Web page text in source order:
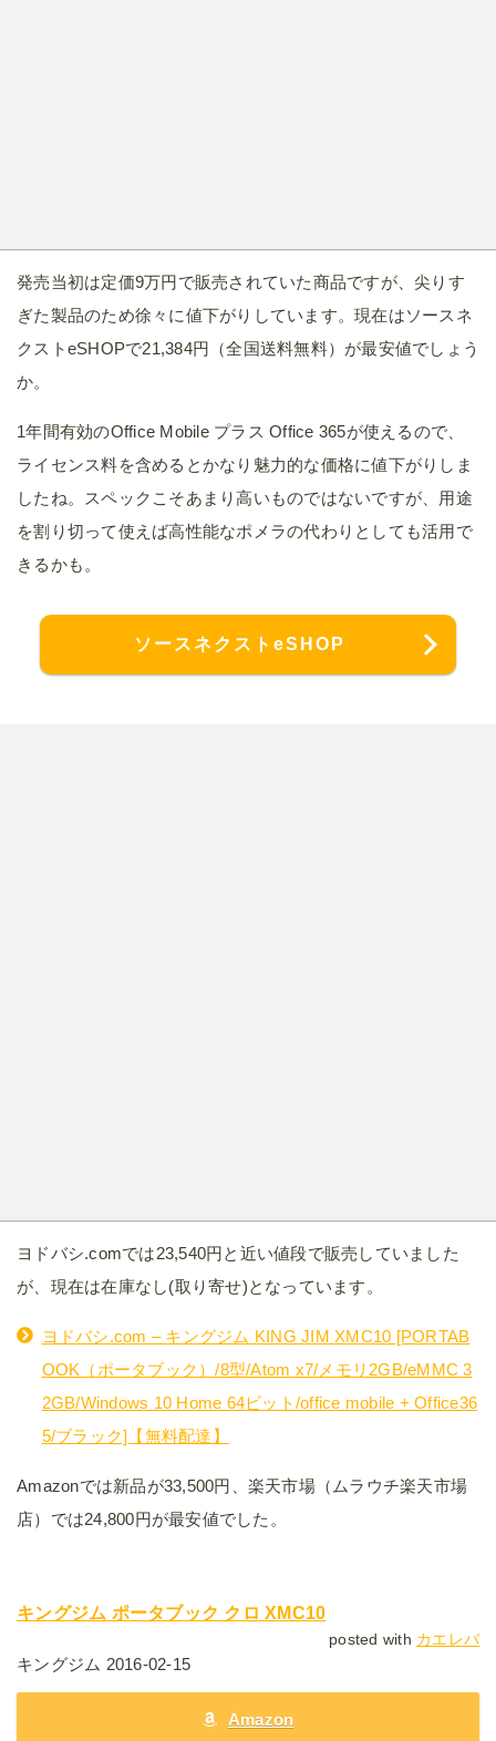
発売当初は定価9万円で販売されていた商品ですが、尖りす
ぎた製品のため徐々に値下がりしています。現在はソースネ
クストeSHOPで21,384円（全国送料無料）が最安値でしょう
か。
1年間有効のOffice Mobile プラス Office 365が使えるので、
ライセンス料を含めるとかなり魅力的な価格に値下がりしま
したね。スペックこそあまり高いものではないですが、用途
を割り切って使えば高性能なポメラの代わりとしても活用で
きるかも。
ソースネクストeSHOP
ヨドバシ.comでは23,540円と近い値段で販売していました
が、現在は在庫なし(取り寄せ)となっています。
ヨドバシ.com – キングジム KING JIM XMC10 [PORTAB
OOK（ポータブック）/8型/Atom x7/メモリ2GB/eMMC 3
2GB/Windows 10 Home 64ビット/office mobile + Office36
5/ブラック]【無料配達】
Amazonでは新品が33,500円、楽天市場（ムラウチ楽天市場
店）では24,800円が最安値でした。
キングジム ポータブック クロ XMC10
posted with カエレバ
キングジム 2016-02-15
Amazon